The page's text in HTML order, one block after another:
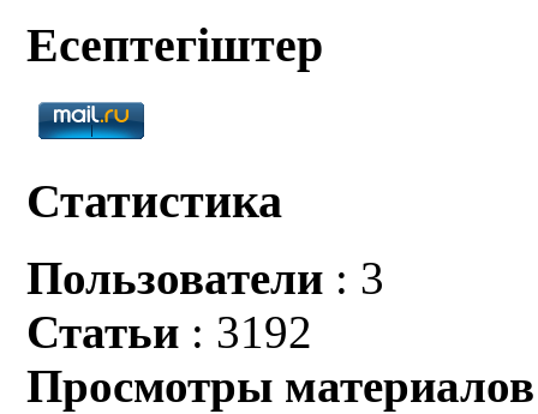
Есептегіштер
Статистика
Пользователи : 3
Статьи : 3192
Просмотры материалов